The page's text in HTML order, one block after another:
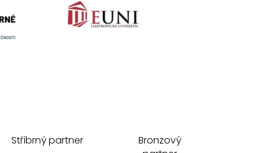
Stříbrný partner
Bronzový